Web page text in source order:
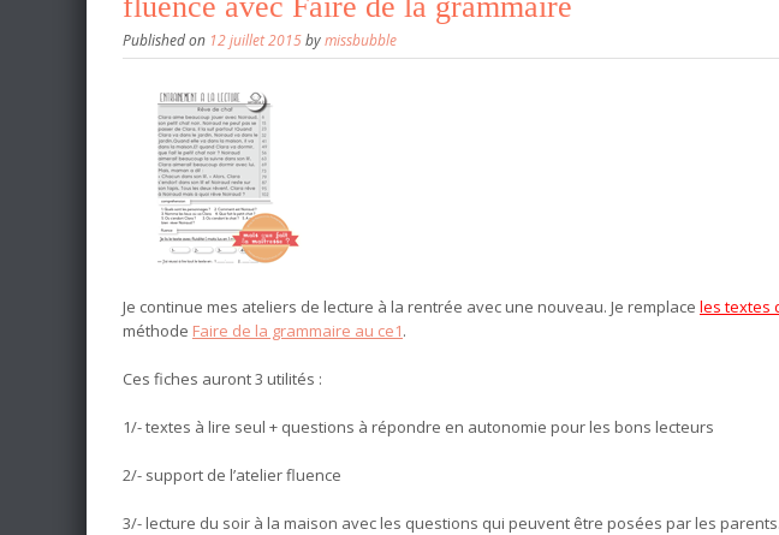
Published on 12 juillet 2015bymissbubble
Je continue mes ateliers de lecture à la rentrée avec une nouveau. Je remplace les textes
méthode Faire de la grammaire au ce1.
Ces fiches auront 3 utilités :
1/- textes à lire seul + questions à répondre en autonomie pour les bons lecteurs
2/- support de l’atelier fluence
3/- lecture du soir à la maison avec les questions qui peuvent être posées par les parents.